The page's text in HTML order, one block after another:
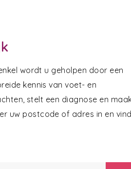
wordt u geholpen door een
kennis van voet- en
stelt een diagnose en
uw postcode of adres in en vind